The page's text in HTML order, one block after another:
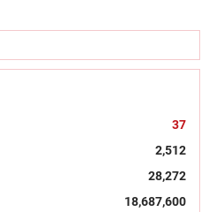
37
2,512
28,272
18,687,600